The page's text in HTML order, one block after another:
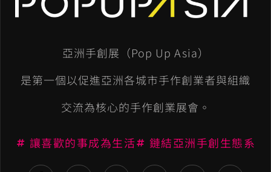
亞洲手創展（Pop Up Asia）
是第一個以促進亞洲各城市手作創業者與組織
交流為核心的手作創業展會。
讓喜歡的事成為生活 鏈結亞洲手創生態系
t
n
i